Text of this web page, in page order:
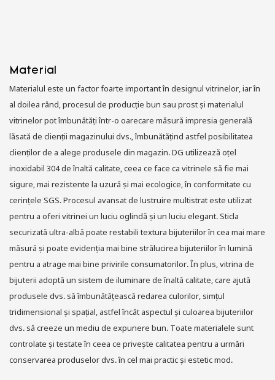
Material
Materialul este un factor foarte important în designul vitrinelor, iar în
al doilea rând, procesul de producție bun sau prost și materialul
vitrinelor pot îmbunătăți într-o oarecare măsură impresia generală
lăsată de clienții magazinului dvs., îmbunătățind astfel posibilitatea
clienților de a alege produsele din magazin. DG utilizează oțel
inoxidabil 304 de înaltă calitate, ceea ce face ca vitrinele să fie mai
sigure, mai rezistente la uzură și mai ecologice, în conformitate cu
cerințele SGS. Procesul avansat de lustruire multistrat este utilizat
pentru a oferi vitrinei un luciu oglindă și un luciu elegant. Sticla
securizată ultra-albă poate restabili textura bijuteriilor în cea mai mare
măsură și poate evidenția mai bine strălucirea bijuteriilor în lumină
pentru a atrage mai bine privirile consumatorilor. În plus, vitrina de
bijuterii adoptă un sistem de iluminare de înaltă calitate, care ajută
produsele dvs. să îmbunătățească redarea culorilor, simțul
tridimensional și spațial, astfel încât aspectul și culoarea bijuteriilor
dvs. să creeze un mediu de expunere bun. Toate materialele sunt
controlate și testate în ceea ce privește calitatea pentru a urmări
conservarea produselor dvs. în cel mai practic și estetic mod.